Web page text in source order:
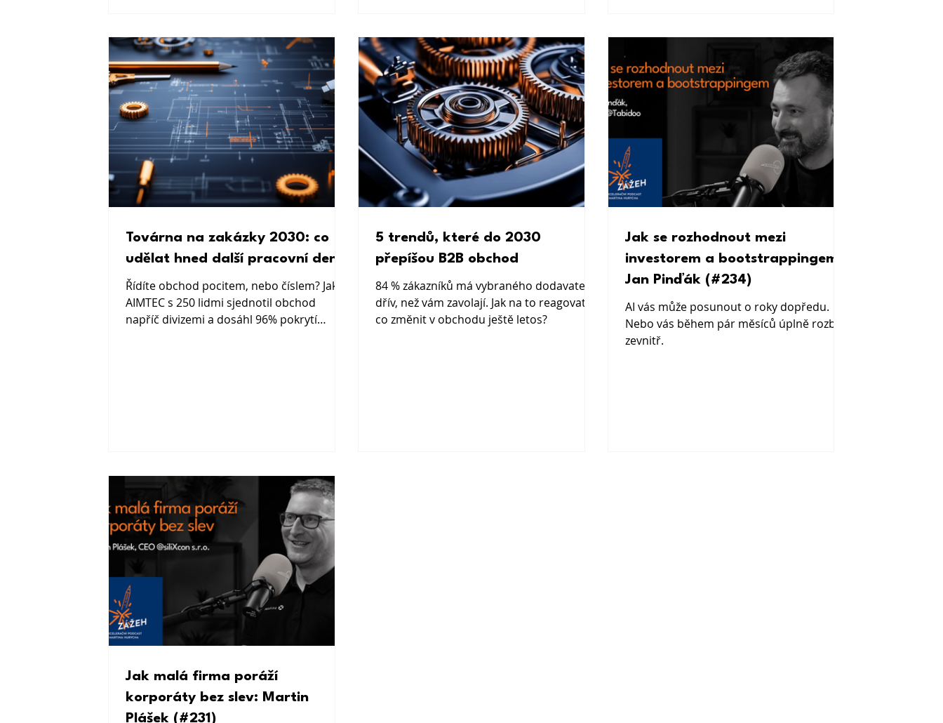
Představte si krvavý oceán. Přesně takový
obraz použili profesoři W. Chan Kim a
Renée Ma
Továrna na zakázky 2030: co
udělat hned další pracovní den
Řídíte obchod pocitem, nebo číslem? Jak
AIMTEC s 250 lidmi sjednotil obchod
napříč divizemi a dosáhl 96% pokrytí
5 trendů, které do 2030
přepíšou B2B obchod
84 % zákazníků má vybraného dodavatele
dřív, než vám zavolají. Jak na to reagovat a
co změnit v obchodu ještě letos?
Jak se rozhodnout mezi
investorem a bootstrappingem:
Jan Pinďák (#234)
AI vás může posunout o roky dopředu.
Nebo vás během pár měsíců úplně rozbít
zevnitř.
Jak malá firma poráží
korporáty bez slev: Martin
Plášek (#231)